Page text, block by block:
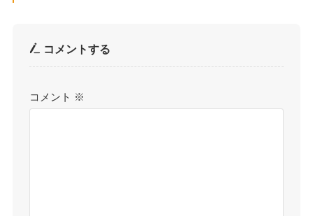
コメントする
コメント ※